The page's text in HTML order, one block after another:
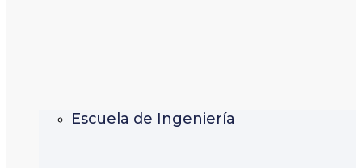
Escuela de Ingeniería